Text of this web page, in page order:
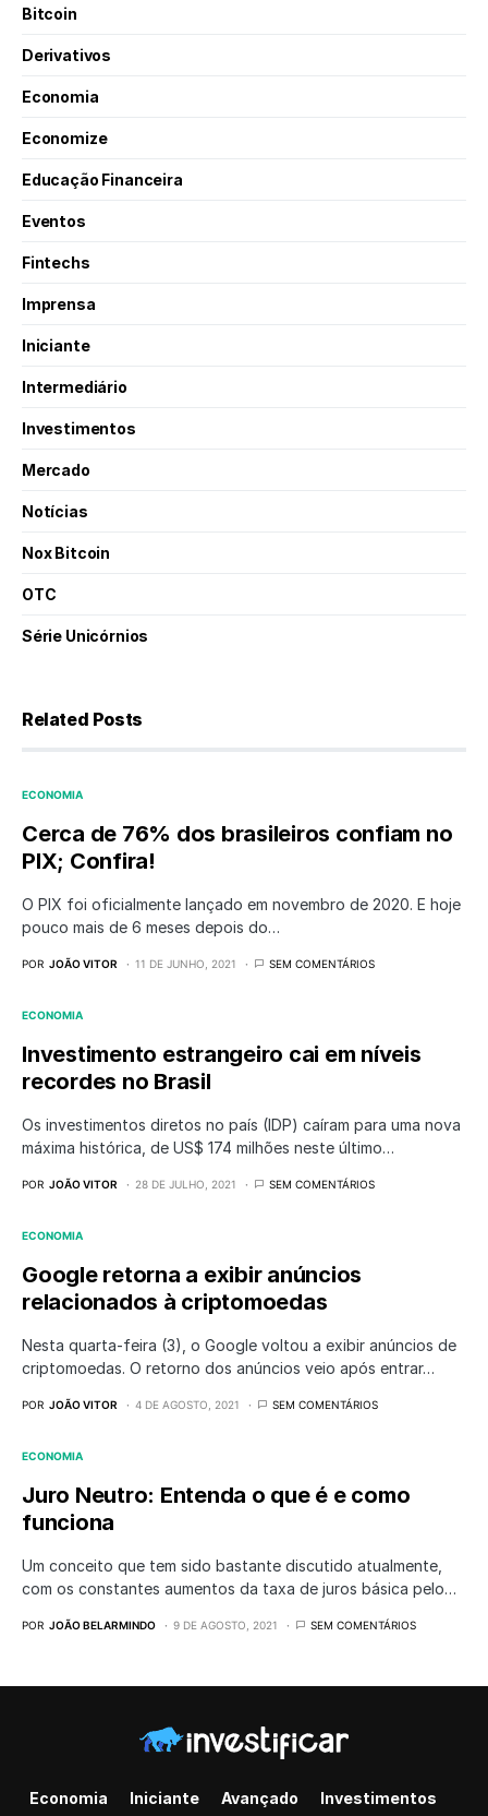
Bitcoin
Derivativos
Economia
Economize
Educação Financeira
Eventos
Fintechs
Imprensa
Iniciante
Intermediário
Investimentos
Mercado
Notícias
Nox Bitcoin
OTC
Série Unicórnios
Related Posts
ECONOMIA
Cerca de 76% dos brasileiros confiam no
PIX; Confira!
O PIX foi oficialmente lançado em novembro de 2020. E hoje
pouco mais de 6 meses depois do…
POR JOÃO VITOR 11 DE JUNHO, 2021 SEM COMENTÁRIOS
ECONOMIA
Investimento estrangeiro cai em níveis
recordes no Brasil
Os investimentos diretos no país (IDP) caíram para uma nova
máxima histórica, de US$ 174 milhões neste último…
POR JOÃO VITOR 28 DE JULHO, 2021 SEM COMENTÁRIOS
ECONOMIA
Google retorna a exibir anúncios
relacionados à criptomoedas
Nesta quarta-feira (3), o Google voltou a exibir anúncios de
criptomoedas. O retorno dos anúncios veio após entrar…
POR JOÃO VITOR 4 DE AGOSTO, 2021 SEM COMENTÁRIOS
ECONOMIA
Juro Neutro: Entenda o que é e como
funciona
Um conceito que tem sido bastante discutido atualmente,
com os constantes aumentos da taxa de juros básica pelo…
POR JOÃO BELARMINDO 9 DE AGOSTO, 2021 SEM COMENTÁRIOS
Economia Iniciante Avançado Investimentos